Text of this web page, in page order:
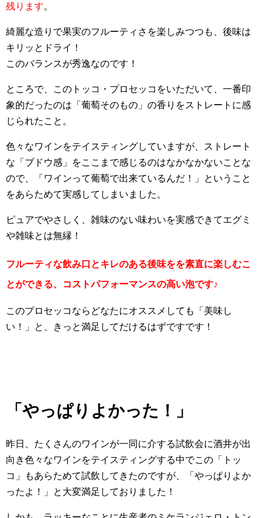
残ります。
綺麗な造りで果実のフルーティさを楽しみつつも、後味は
キリッとドライ！
このバランスが秀逸なのです！
ところで、このトッコ・プロセッコをいただいて、一番印
象的だったのは「葡萄そのもの」の香りをストレートに感
じられたこと。
色々なワインをテイスティングしていますが、ストレート
な「ブドウ感」をここまで感じるのはなかなかないことな
ので、「ワインって葡萄で出来ているんだ！」ということ
をあらためて実感してしまいました。
ピュアでやさしく、雑味のない味わいを実感できてエグミ
や雑味とは無縁！
フルーティな飲み口とキレのある後味をを素直に楽しむこ
とができる、コストパフォーマンスの高い泡です♪
このプロセッコならどなたにオススメしても「美味し
い！」と、きっと満足してだけるはずですです！
「やっぱりよかった！」
昨日、たくさんのワインが一同に介する試飲会に酒井が出
向き色々なワインをテイスティングする中でこの「トッ
コ」もあらためて試飲してきたのですが、「やっぱりよか
ったよ！」と大変満足しておりました！